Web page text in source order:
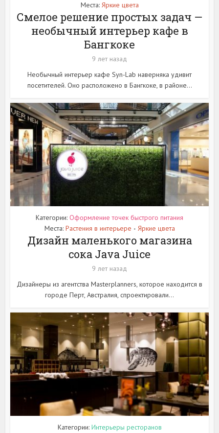
Места: Яркие цвета
Смелое решение простых задач —
необычный интерьер кафе в
Бангкоке
9 лет назад
Необычный интерьер кафе Syn-Lab наверняка удивит
посетителей. Оно расположено в Бангкоке, в районе...
Категории: Оформление точек быстрого питания
Места: Растения в интерьере • Яркие цвета
Дизайн маленького магазина
сока Java Juice
9 лет назад
Дизайнеры из агентства Masterplanners, которое находится в
городе Перт, Австралия, спроектировали...
Категории: Интерьеры ресторанов